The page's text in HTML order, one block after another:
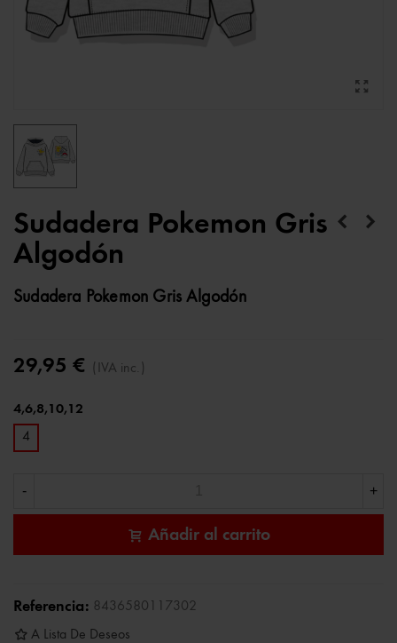
Sudadera Pokemon Gris
Algodón
Sudadera Pokemon Gris Algodón
29,95 € (IVA inc.)
4,6,8,10,12
4
- +
Añadir al carrito
Referencia: 8436580117302
A Lista De Deseos